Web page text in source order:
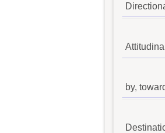
Attitudinal
by,